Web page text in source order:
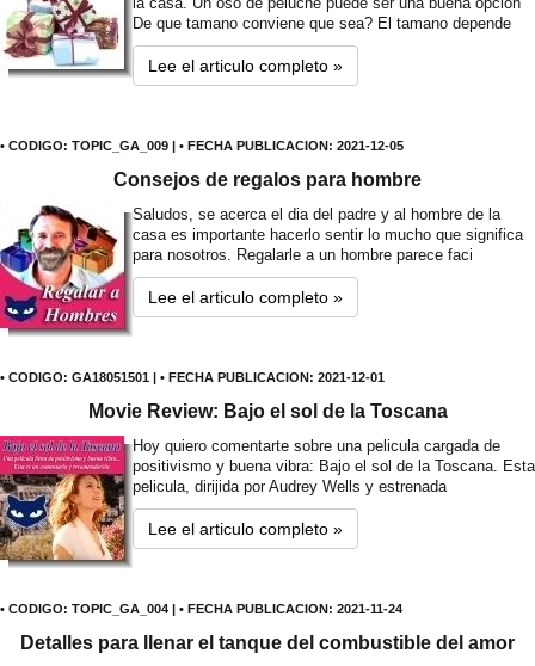
De que tamano conviene que sea? El tamano depende
Lee el articulo completo »
• CODIGO: TOPIC_GA_009 | • FECHA PUBLICACION: 2021-12-05
Consejos de regalos para hombre
Saludos, se acerca el dia del padre y al hombre de la
casa es importante hacerlo sentir lo mucho que significa
para nosotros. Regalarle a un hombre parece faci
Lee el articulo completo »
• CODIGO: GA18051501 | • FECHA PUBLICACION: 2021-12-01
Movie Review: Bajo el sol de la Toscana
Hoy quiero comentarte sobre una pelicula cargada de
positivismo y buena vibra: Bajo el sol de la Toscana. Esta
pelicula, dirijida por Audrey Wells y estrenada
Lee el articulo completo »
• CODIGO: TOPIC_GA_004 | • FECHA PUBLICACION: 2021-11-24
Detalles para llenar el tanque del combustible del amor